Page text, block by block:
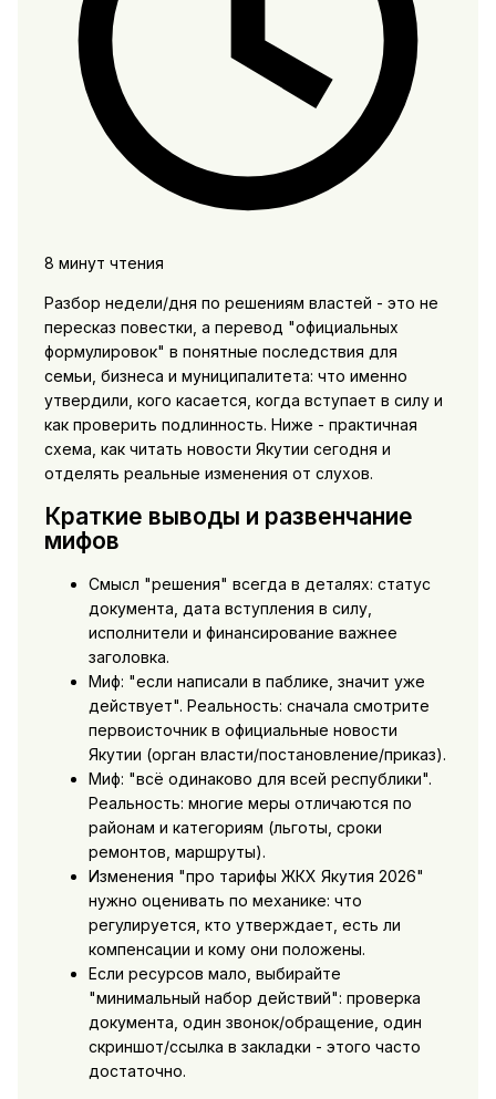
8 минут чтения
Разбор недели/дня по решениям властей - это не
пересказ повестки, а перевод "официальных
формулировок" в понятные последствия для
семьи, бизнеса и муниципалитета: что именно
утвердили, кого касается, когда вступает в силу и
как проверить подлинность. Ниже - практичная
схема, как читать новости Якутии сегодня и
отделять реальные изменения от слухов.
Краткие выводы и развенчание
мифов
Смысл "решения" всегда в деталях: статус
документа, дата вступления в силу,
исполнители и финансирование важнее
заголовка.
Миф: "если написали в паблике, значит уже
действует". Реальность: сначала смотрите
первоисточник в официальные новости
Якутии (орган власти/постановление/приказ).
Миф: "всё одинаково для всей республики".
Реальность: многие меры отличаются по
районам и категориям (льготы, сроки
ремонтов, маршруты).
Изменения "про тарифы ЖКХ Якутия 2026"
нужно оценивать по механике: что
регулируется, кто утверждает, есть ли
компенсации и кому они положены.
Если ресурсов мало, выбирайте
"минимальный набор действий": проверка
документа, один звонок/обращение, один
скриншот/ссылка в закладки - этого часто
достаточно.